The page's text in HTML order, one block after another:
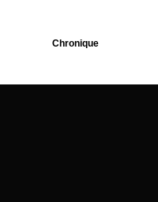
Chronique